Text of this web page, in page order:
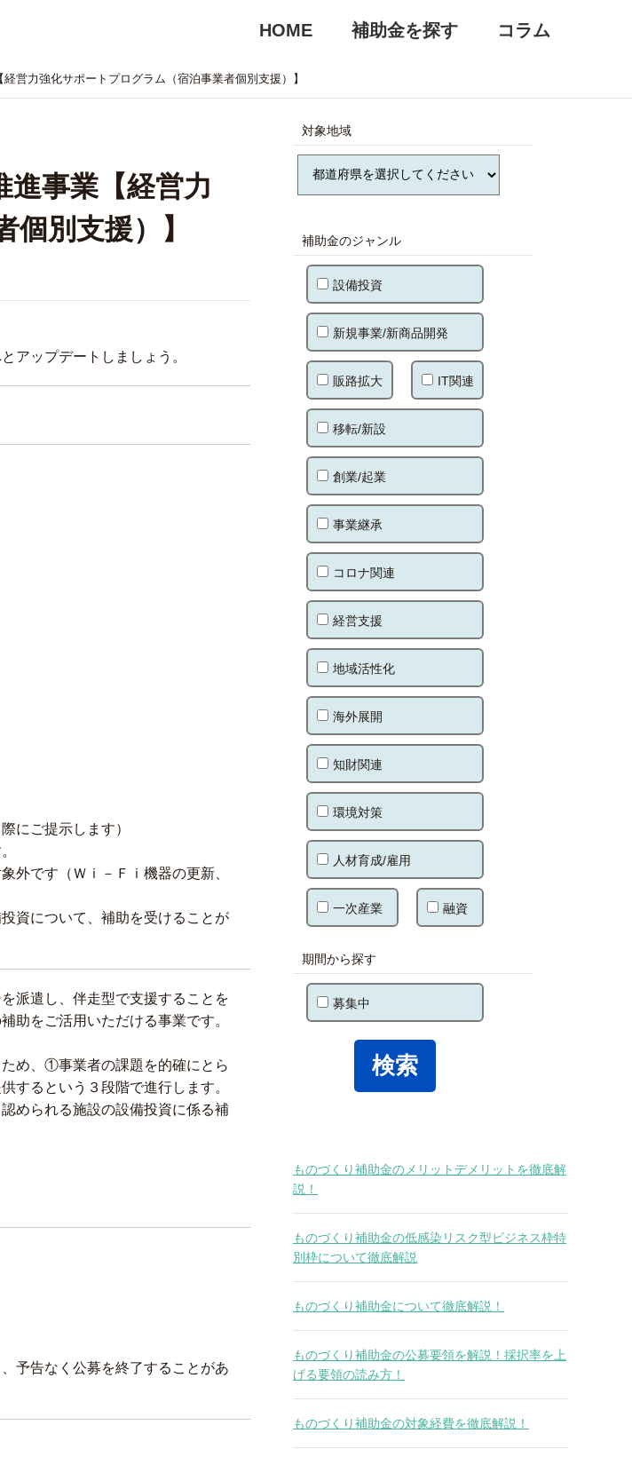
HOME 補助金を探す コラム
営力強化サポートプログラム（宿泊事業者個別支援）】
進事業【経営力
別支援）】
アップデートしましょう。
にご提示します）
外です（Ｗｉ－Ｆｉ機器の更新、
資について、補助を受けることが
派遣し、伴走型で支援することを
助をご活用いただける事業です。
め、①事業者の課題を的確にとら
するという３段階で進行します。
められる施設の設備投資に係る補
予告なく公募を終了することがあ
対象地域
補助金のジャンル
設備投資
新規事業/新商品開発
販路拡大 IT関連
移転/新設
創業/起業
事業継承
コロナ関連
経営支援
地域活性化
海外展開
知財関連
環境対策
人材育成/雇用
一次産業 融資
期間から探す
募集中
ものづくり補助金のメリットデメリットを徹底解
説！
ものづくり補助金の低感染リスク型ビジネス枠特
別枠について徹底解説
ものづくり補助金について徹底解説！
ものづくり補助金の公募要領を解説！採択率を上
げる要領の読み方！
ものづくり補助金の対象経費を徹底解説！